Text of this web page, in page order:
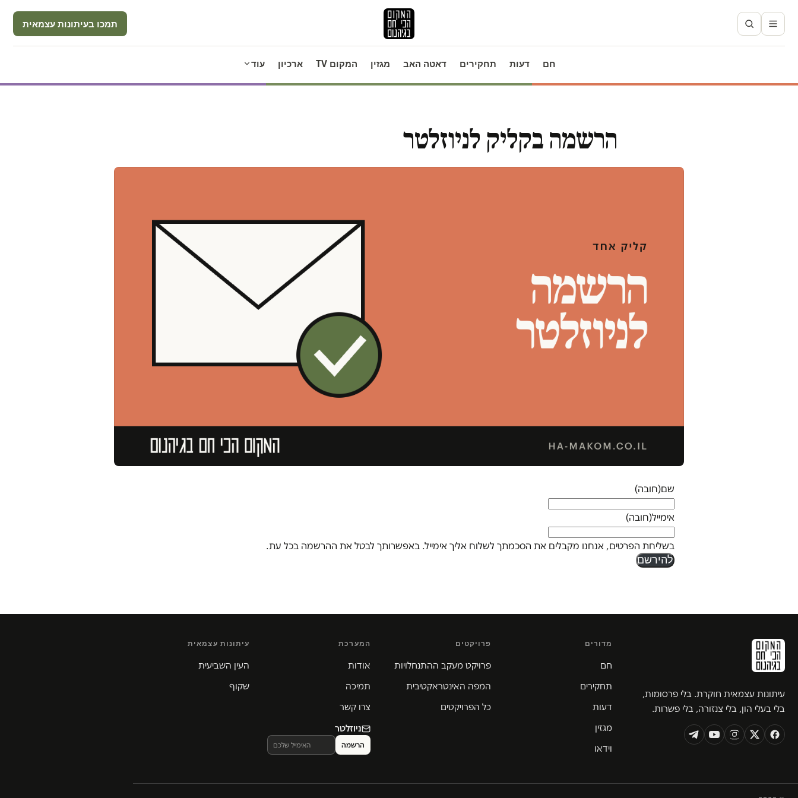
תמכו בעיתונות עצמאית
חם דעות תחקירים דאטה האב מגזין המקום TV ארכיון עוד
הרשמה בקליק לניוזלטר
שם(חובה)
אימייל(חובה)
בשליחת הפרטים, אנחנו מקבלים את הסכמתך לשלוח אליך אימייל. באפשרותך לבטל את ההרשמה בכל עת.
להירשם
עיתונות עצמאית חוקרת. בלי פרסומות,
בלי בעלי הון, בלי צנזורה, בלי פשרות.
מדורים
חם
תחקירים
דעות
מגזין
וידאו
פרויקטים
פרויקט מעקב ההתנחלויות
המפה האינטראקטיבית
כל הפרויקטים
המערכת
אודות
תמיכה
צרו קשר
ניוזלטר
עיתונות עצמאית
העין השביעית
שקוף